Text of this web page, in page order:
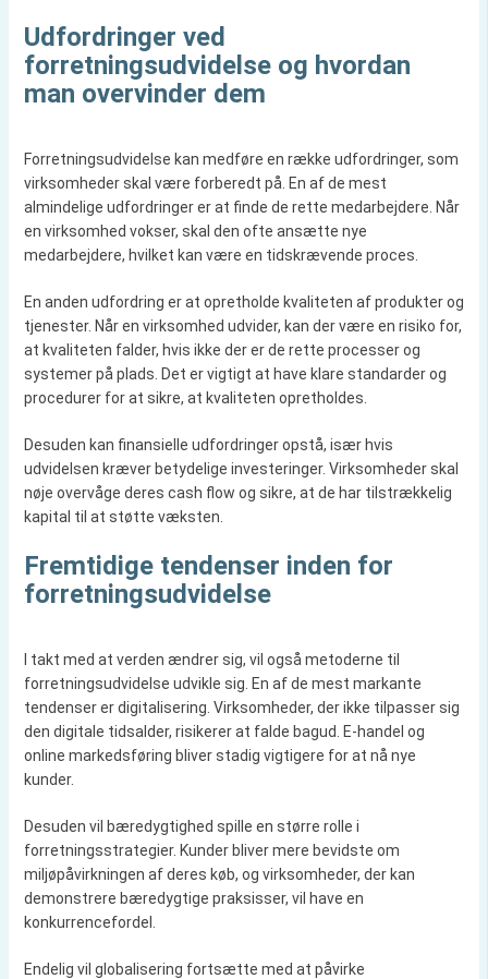
Udfordringer ved
forretningsudvidelse og hvordan
man overvinder dem
Forretningsudvidelse kan medføre en række udfordringer, som
virksomheder skal være forberedt på. En af de mest
almindelige udfordringer er at finde de rette medarbejdere. Når
en virksomhed vokser, skal den ofte ansætte nye
medarbejdere, hvilket kan være en tidskrævende proces.
En anden udfordring er at opretholde kvaliteten af produkter og
tjenester. Når en virksomhed udvider, kan der være en risiko for,
at kvaliteten falder, hvis ikke der er de rette processer og
systemer på plads. Det er vigtigt at have klare standarder og
procedurer for at sikre, at kvaliteten opretholdes.
Desuden kan finansielle udfordringer opstå, især hvis
udvidelsen kræver betydelige investeringer. Virksomheder skal
nøje overvåge deres cash flow og sikre, at de har tilstrækkelig
kapital til at støtte væksten.
Fremtidige tendenser inden for
forretningsudvidelse
I takt med at verden ændrer sig, vil også metoderne til
forretningsudvidelse udvikle sig. En af de mest markante
tendenser er digitalisering. Virksomheder, der ikke tilpasser sig
den digitale tidsalder, risikerer at falde bagud. E-handel og
online markedsføring bliver stadig vigtigere for at nå nye
kunder.
Desuden vil bæredygtighed spille en større rolle i
forretningsstrategier. Kunder bliver mere bevidste om
miljøpåvirkningen af deres køb, og virksomheder, der kan
demonstrere bæredygtige praksisser, vil have en
konkurrencefordel.
Endelig vil globalisering fortsætte med at påvirke